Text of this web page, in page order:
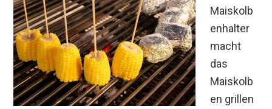
Maiskolb
enhalter
macht
das
Maiskolb
en grillen